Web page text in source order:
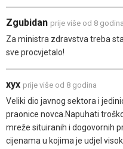
Zgubidan prije više od 8 godina
Za ministra zdravstva treba
sve procvjetalo!
xyx prije više od 8 godina
Veliki dio javnog sektora i
praonice novca.Napuhati
mreže situiranih i dogovornih
cijenama u kojima je udjel